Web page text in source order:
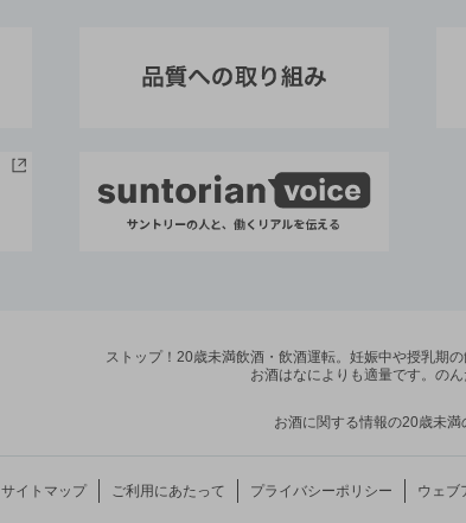
ストップ！20歳未満飲酒・飲酒運転。 妊娠中や授乳期の
お酒はなによりも適量です。 のん
お酒に関する情報の20歳未満
サイトマップ ご利用にあたって プライバシーポリシー ウェブ